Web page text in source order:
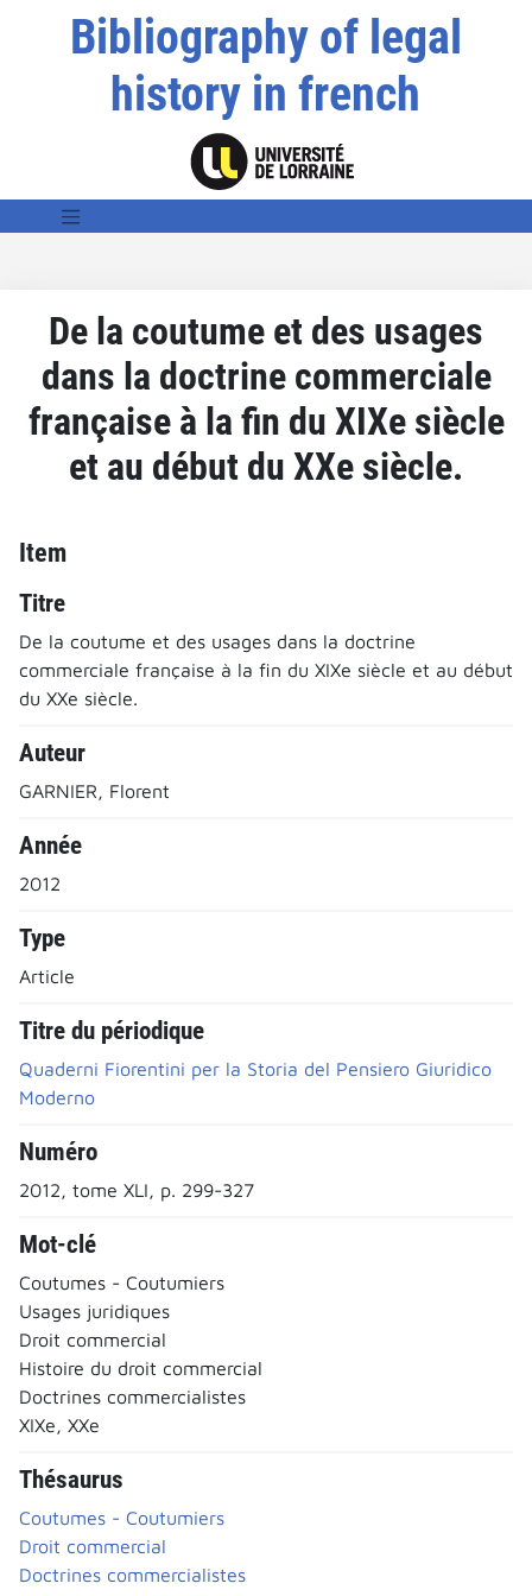
Bibliography of legal
history in french
De la coutume et des usages
dans la doctrine commerciale
française à la fin du XIXe siècle
et au début du XXe siècle.
Item
Titre
De la coutume et des usages dans la doctrine
commerciale française à la fin du XIXe siècle et au début
du XXe siècle.
Auteur
GARNIER, Florent
Année
2012
Type
Article
Titre du périodique
Quaderni Fiorentini per la Storia del Pensiero Giuridico
Moderno
Numéro
2012, tome XLI, p. 299-327
Mot-clé
Coutumes - Coutumiers
Usages juridiques
Droit commercial
Histoire du droit commercial
Doctrines commercialistes
XIXe, XXe
Thésaurus
Coutumes - Coutumiers
Droit commercial
Doctrines commercialistes